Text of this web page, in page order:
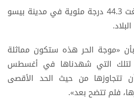
وسُجلت حرارة قصوى بلغت 44.3 درجة مئوية في مدينة بيسو
«موجة الحر هذه ستكون مماثلة
لتلك التي شهدناها في أغسطس
أن تتجاوزها من حيث الحد الأقصى
فلم تتضح بعد».